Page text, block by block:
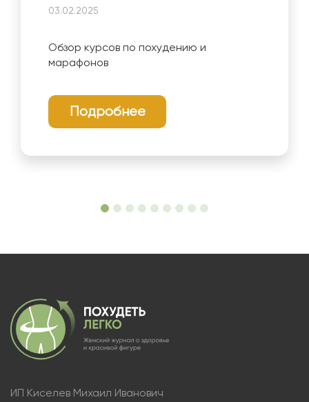
03.02.2025
Обзор курсов по похудению и
марафонов
Подробнее
ИП Киселев Михаил Иванович